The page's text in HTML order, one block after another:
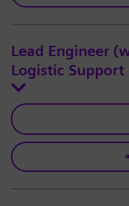
Lead Engineer
Logistic Support